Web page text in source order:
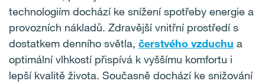
technologiím dochází ke snížení spotřeby energie a
provozních nákladů. Zdravější vnitřní prostředí s
dostatkem denního světla, čerstvého vzduchu a
optimální vlhkostí přispívá k vyššímu komfortu i
lepší kvalitě života. Současně dochází ke snižování